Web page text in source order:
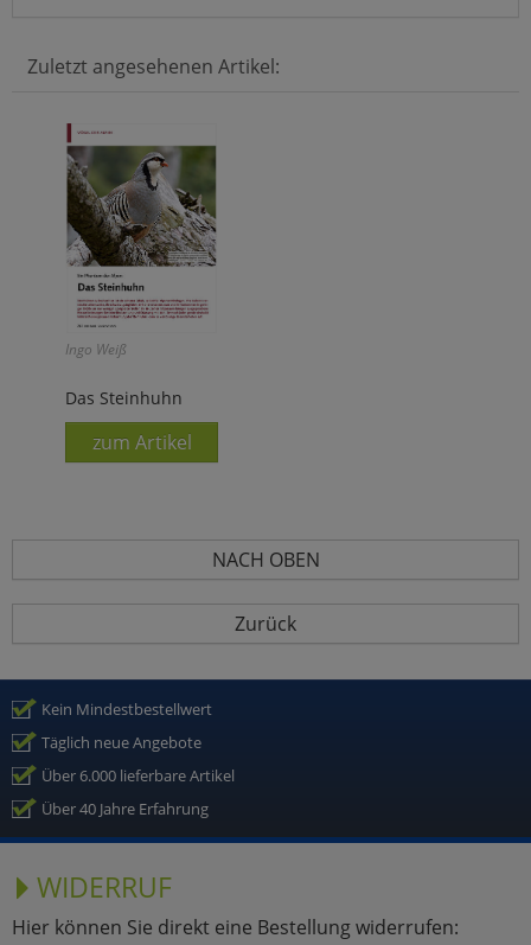
Zuletzt angesehenen Artikel:
Ingo Weiß
Das Steinhuhn
zum Artikel
NACH OBEN
Zurück
Kein Mindestbestellwert
Täglich neue Angebote
Über 6.000 lieferbare Artikel
Über 40 Jahre Erfahrung
WIDERRUF
Hier können Sie direkt eine Bestellung widerrufen: